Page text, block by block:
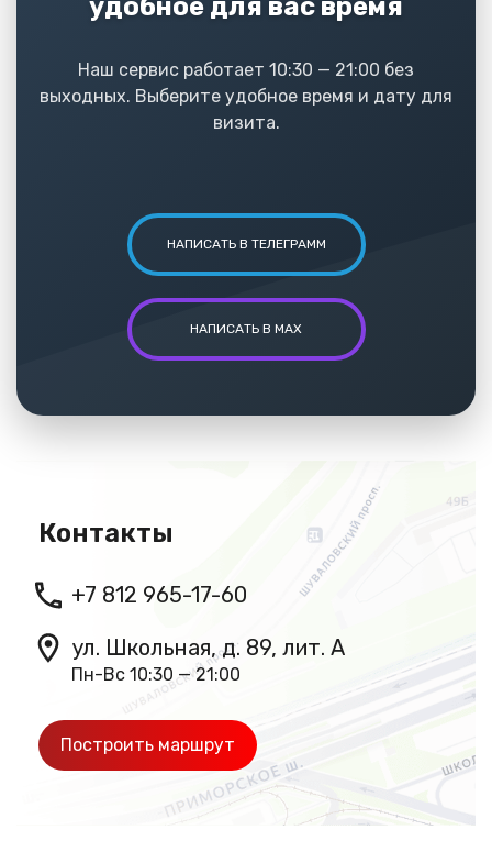
удобное для вас время
Наш сервис работает 10:30 — 21:00 без
выходных. Выберите удобное время и дату для
визита.
НАПИСАТЬ В ТЕЛЕГРАММ
НАПИСАТЬ В MAX
Контакты
+7 812 965-17-60
ул. Школьная, д. 89, лит. А
Пн-Вс 10:30 — 21:00
Построить маршрут